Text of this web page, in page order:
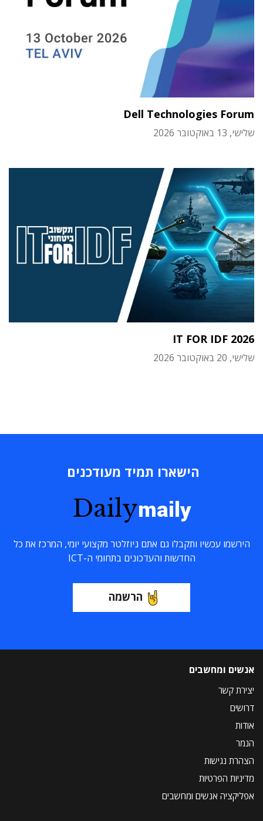
Dell Technologies Forum
שלישי, 13 באוקטובר 2026
IT FOR IDF 2026
שלישי, 20 באוקטובר 2026
הישארו תמיד מעודכנים
Dailymaily
הירשמו עכשיו ותקבלו גם אתם ניוזלטר מקצועי יומי, המרכז את כל
החדשות והעדכונים בתחומי ה-ICT
הרשמה
אנשים ומחשבים
יצירת קשר
דרושים
אודות
הנמר
הצהרת נגישות
מדיניות הפרטיות
אפליקציה אנשים ומחשבים